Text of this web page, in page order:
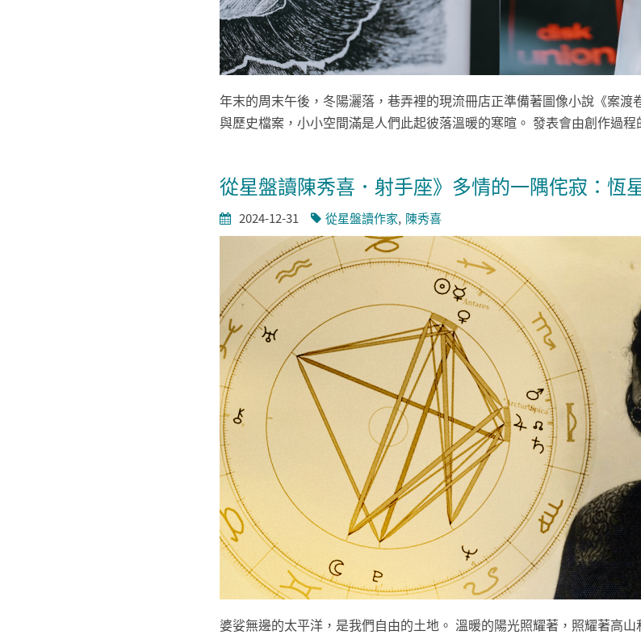
年末的周末午後，冬陽灑落，巷弄裡的現流冊店正準備著圖像小說《案
與歷史檔案，小小空間滿是人們此起彼落溫暖的寒暄。 發表會由創作過
從星盤讀陳秀喜．射手座》多情的一隅侘寂：恆
2024-12-31 從星盤讀作家 陳秀喜
婆娑無邊的太平洋，是我們自由的土地。 溫暖的陽光照耀著，照耀著高